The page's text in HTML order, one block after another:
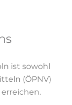
ist sowohl
(ÖPNV)